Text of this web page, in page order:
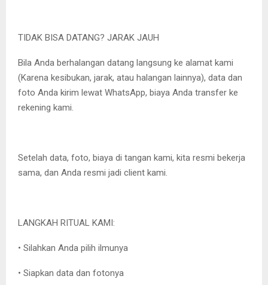
TIDAK BISA DATANG? JARAK JAUH
Bila Anda berhalangan datang langsung ke alamat kami
(Karena kesibukan, jarak, atau halangan lainnya), data dan
foto Anda kirim lewat WhatsApp, biaya Anda transfer ke
rekening kami.
Setelah data, foto, biaya di tangan kami, kita resmi bekerja
sama, dan Anda resmi jadi client kami.
LANGKAH RITUAL KAMI:
• Silahkan Anda pilih ilmunya
• Siapkan data dan fotonya